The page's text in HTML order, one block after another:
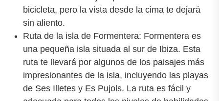
bicicleta, pero la vista desde la cima te dejará
sin aliento.
Ruta de la isla de Formentera: Formentera es
una pequeña isla situada al sur de Ibiza. Esta
ruta te llevará por algunos de los paisajes más
impresionantes de la isla, incluyendo las playas
de Ses Illetes y Es Pujols. La ruta es fácil y